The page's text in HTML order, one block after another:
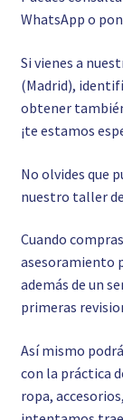
WhatsApp o
Si vienes a
(Madrid),
obtener
¡te estamos
No olvides que
nuestro taller
Cuando
asesoramiento
además de un
primeras
Así mismo
con la práctica
ropa,